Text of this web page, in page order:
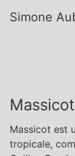
Simone
Massicot
Massicot est
tropicale,